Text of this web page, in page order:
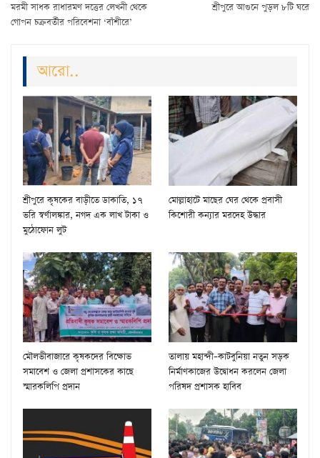
মরমী সাধক রাধারমণ দত্তের লেখনী থেকে
গোপন চক্রবর্তীর পরিবেশনা ‘বাঁশীরে’
শ্রীপুরে আগুনে পুড়ল ৮টি ঘরে
আরো..
শ্রীপুরে কৃষকের বাড়ীতে ডাকাতি, ১৭
ভরি স্বর্ণালঙ্কার, নগদ এক লাখ টাকা ও
মুঠোফোন লুট
মোল্লাহাটে মাছের ঘের থেকে প্রবাসী
কিশোরী কন্যার মরদেহ উদ্ধার
মৌলভীবাজারে কৃষকদের বিক্ষোভ
সমাবেশ ও জেলা প্রশাসকের কাছে
স্মারকলিপি প্রদান
তালায় মহান্দী–কাটবুনিয়া নতুন সড়ক
নির্মাণকাজের উদ্বোধন করলেন জেলা
পরিষদ প্রশাসক হাবিব